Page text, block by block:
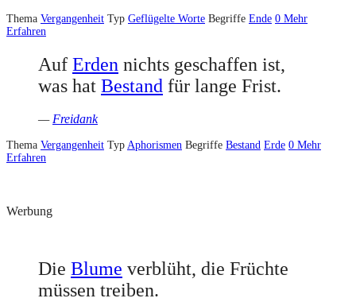
Thema Vergangenheit Typ Geflügelte Worte Begriffe Ende 0 Mehr
Erfahren
Auf Erden nichts geschaffen ist,
was hat Bestand für lange Frist.
—Freidank
Thema Vergangenheit Typ Aphorismen Begriffe Bestand Erde 0 Mehr
Erfahren
Werbung
Die Blume verblüht, die Früchte
müssen treiben.